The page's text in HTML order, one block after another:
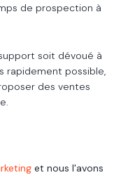
de prospection à
soit dévoué à
rapidement possible,
des ventes
et nous l'avons